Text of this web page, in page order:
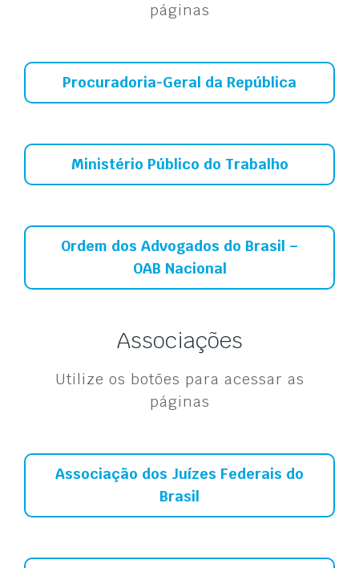
páginas
Procuradoria-Geral da República
Ministério Público do Trabalho
Ordem dos Advogados do Brasil –
OAB Nacional
Associações
Utilize os botões para acessar as
páginas
Associação dos Juízes Federais do
Brasil